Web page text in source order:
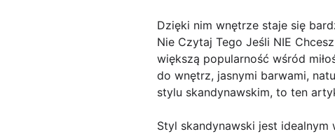
Dzięki nim wnętrze staje się
Nie Czytaj Tego Jeśli NIE
większą popularność wśród
do wnętrz, jasnymi barwami,
stylu skandynawskim, to ten
Styl skandynawski jest